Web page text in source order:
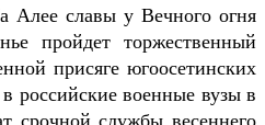
Алее славы у Вечного огня
пройдет торжественный
присяге югоосетинских
российские военные вузы в
срочной службы весеннего